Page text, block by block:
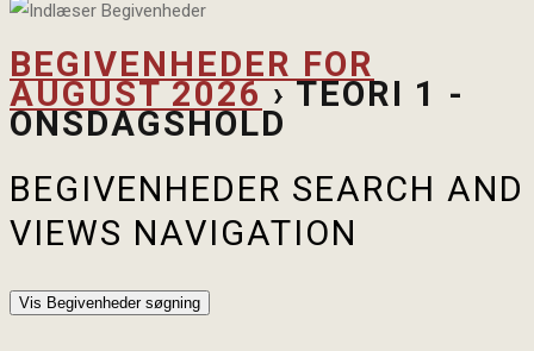
BEGIVENHEDER FOR
AUGUST 2026› TEORI 1 -
ONSDAGSHOLD
BEGIVENHEDER SEARCH AND
VIEWS NAVIGATION
Vis Begivenheder søgning